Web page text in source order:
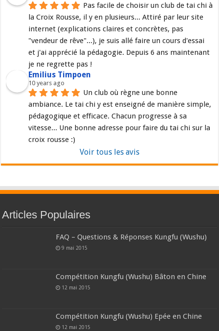
Pas facile de choisir un club de tai chi à
la Croix Rousse, il y en plusieurs... Attiré par leur site
internet (explications claires et concrètes, pas
"vendeur de rêve"...), je suis allé faire un cours d'essai
et j'ai apprécié la pédagogie. Depuis 6 ans maintenant
je ne regrette pas !
Emilius Timpoen
10 years ago
Un club où règne une bonne
ambiance. Le tai chi y est enseigné de manière simple,
pédagogique et efficace. Chacun progresse à sa
vitesse... Une bonne adresse pour faire du tai chi sur la
croix rousse :)
Voir tous les avis
Articles Populaires
FAQ – Questions & Réponses Kungfu (Wushu)
9 mai 2015
Compétition Kungfu (Wushu) Bâton en Chine
12 mai 2015
Compétition Kungfu (Wushu) Epée en Chine
12 mai 2015